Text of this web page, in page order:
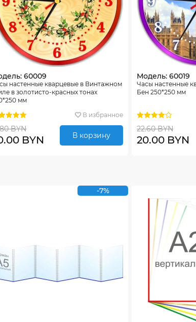
60009
настенные кварцевые в Винтажном
в золотисто-красных тонах
мм
В избранное
BYN
BYN В корзину
Модель: 60019
Часы настенные
Бен 250*250 мм
22.60 BYN
20.00 BYN
-7%